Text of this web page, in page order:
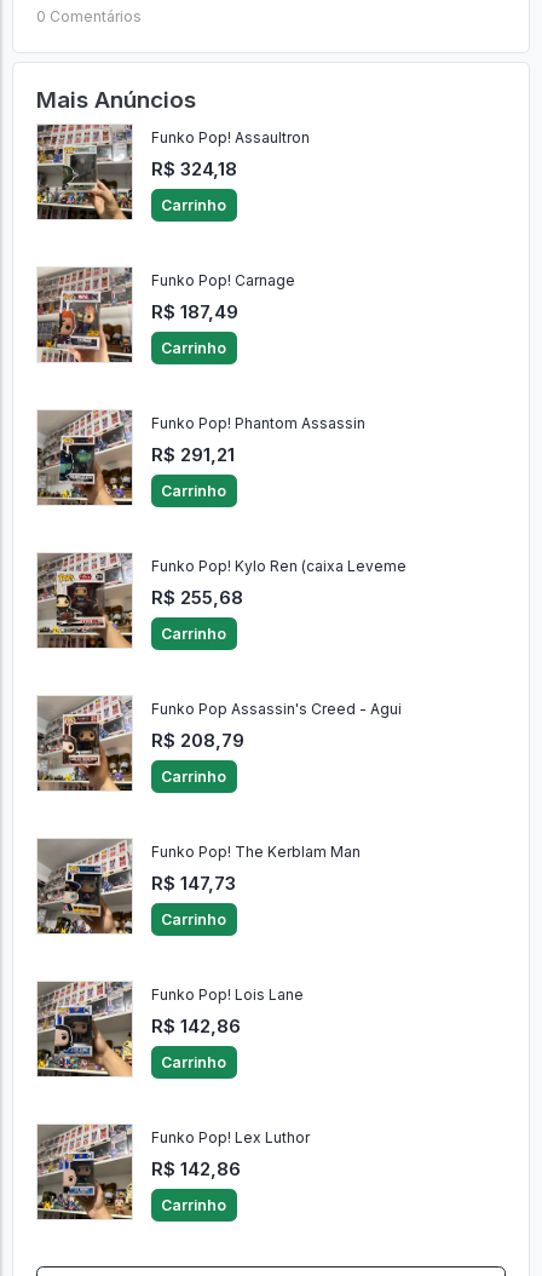
0 Comentários
Mais Anúncios
Funko Pop! Assaultron
R$ 324,18
Carrinho
Funko Pop! Carnage
R$ 187,49
Carrinho
Funko Pop! Phantom Assassin
R$ 291,21
Carrinho
Funko Pop! Kylo Ren (caixa Leveme
R$ 255,68
Carrinho
Funko Pop Assassin's Creed - Agui
R$ 208,79
Carrinho
Funko Pop! The Kerblam Man
R$ 147,73
Carrinho
Funko Pop! Lois Lane
R$ 142,86
Carrinho
Funko Pop! Lex Luthor
R$ 142,86
Carrinho